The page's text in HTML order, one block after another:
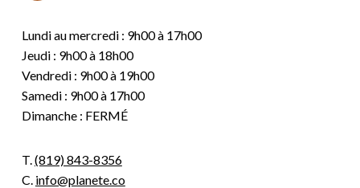
Lundi au mercredi : 9h00 à 17h00
Jeudi : 9h00 à 18h00
Vendredi : 9h00 à 19h00
Samedi : 9h00 à 17h00
Dimanche : FERMÉ
T.(819) 843-8356
C. info@planete.co